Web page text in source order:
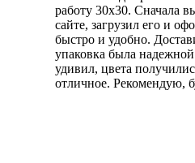
работу 30х30. Сначала
сайте, загрузил его и
быстро и удобно.
упаковка была
удивил, цвета
отличное. Рекомендую,